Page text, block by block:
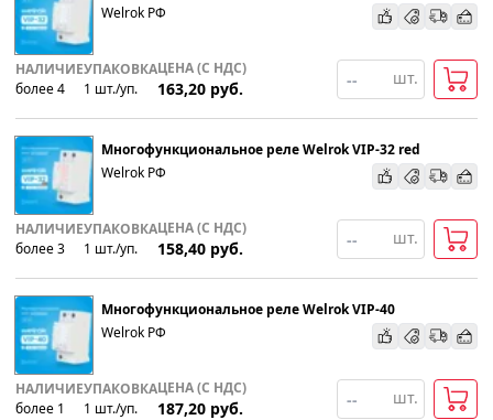
По наименованию
Популярности
Возрастанию цены
Убыванию цены
Welrok РФ
НАЛИЧИЕ
более 4
УПАКОВКА
1 шт./уп.
ЦЕНА (С НДС)
163,20 руб.
шт.
Многофункциональное реле Welrok VIP-32 red
Welrok РФ
НАЛИЧИЕ
более 3
УПАКОВКА
1 шт./уп.
ЦЕНА (С НДС)
158,40 руб.
шт.
Многофункциональное реле Welrok VIP-40
Welrok РФ
НАЛИЧИЕ
более 1
УПАКОВКА
1 шт./уп.
ЦЕНА (С НДС)
187,20 руб.
шт.